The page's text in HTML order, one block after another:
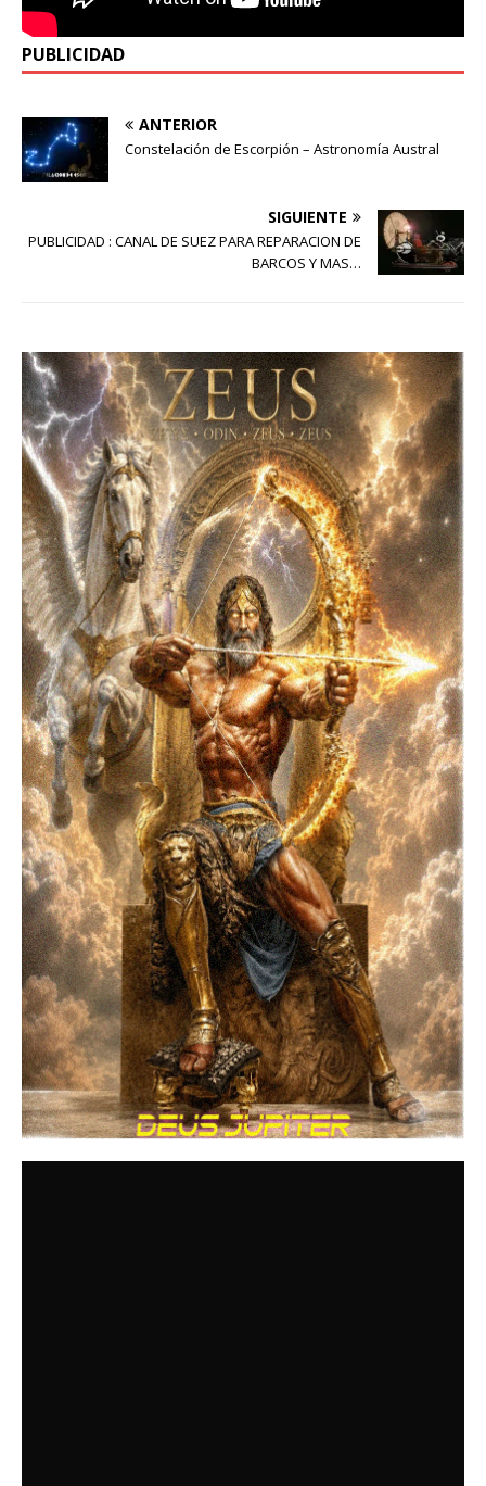
PUBLICIDAD
ANTERIOR
Constelación de Escorpión – Astronomía Austral
SIGUIENTE
PUBLICIDAD : CANAL DE SUEZ PARA REPARACION DE
BARCOS Y MAS…